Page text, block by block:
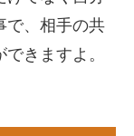
で、相手の共
きますよ。